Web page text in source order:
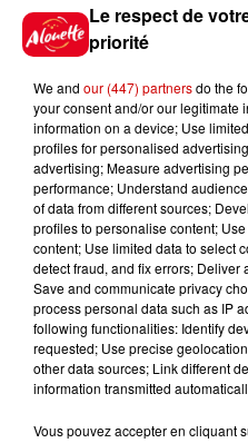
11h12
10h20
Sèvres
un...
8h49
Rennes
un
Le respect de
priorité
We and our (447) partnersdo the
your consent and/or our legitimate
information on a device; Use
profiles for personalised
advertising; Measure advertising
performance; Understand
of data from different sources;
profiles to personalise content;
content; Use limited data to select
detect fraud, and fix errors;
Save and communicate privacy
process personal data such as IP
following functionalities: Identify
requested; Use precise
other data sources; Link different
information transmitted
Vous pouvez accepter en cliquant